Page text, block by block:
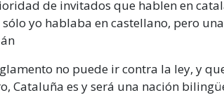
de invitados que hablen en
yo hablaba en castellano, pero
no puede ir contra la ley, y
Cataluña es y será una nación